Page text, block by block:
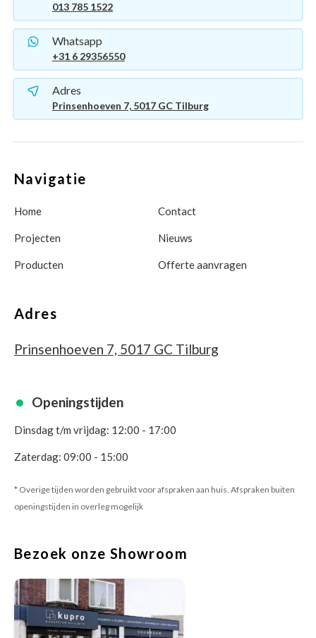
013 785 1522
Whatsapp
+31 6 29356550
Adres
Prinsenhoeven 7, 5017 GC Tilburg
Navigatie
Home
Projecten
Producten
Contact
Nieuws
Offerte aanvragen
Adres
Prinsenhoeven 7, 5017 GC Tilburg
Openingstijden
Dinsdag t/m vrijdag: 12:00 - 17:00
Zaterdag: 09:00 - 15:00
* Overige tijden worden gebruikt voor afspraken aan huis. Afspraken buiten
openingstijden in overleg mogelijk
Bezoek onze Showroom